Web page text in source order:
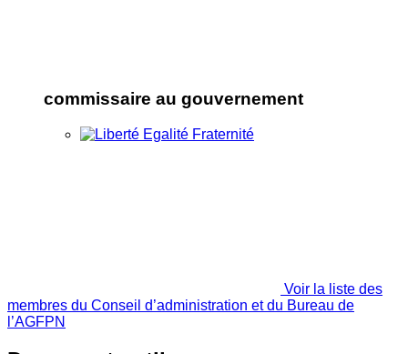
commissaire au gouvernement
Voir la liste des
membres du Conseil d’administration et du Bureau de
l’AGFPN